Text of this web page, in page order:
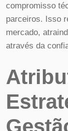
compromisso
parceiros. Isso
mercado,
através da